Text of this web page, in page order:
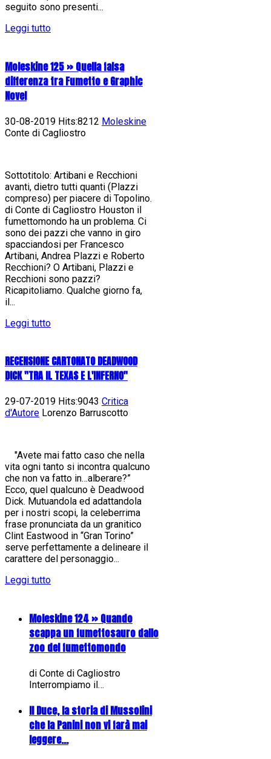
seguito sono presenti...
Leggi tutto
Moleskine 125 » Quella falsa
differenza tra Fumetto e Graphic
Novel
30-08-2019 Hits:8212 Moleskine
Conte di Cagliostro
Sottotitolo: Artibani e Recchioni
avanti, dietro tutti quanti (Plazzi
compreso) per piacere di Topolino.
di Conte di Cagliostro Houston il
fumettomondo ha un problema. Ci
sono dei pazzi che vanno in giro
spacciandosi per Francesco
Artibani, Andrea Plazzi e Roberto
Recchioni? O Artibani, Plazzi e
Recchioni sono pazzi?
Ricapitoliamo. Qualche giorno fa,
il...
Leggi tutto
RECENSIONE CARTONATO DEADWOOD
DICK "TRA IL TEXAS E L'INFERNO"
29-07-2019 Hits:9043 Critica
d'Autore Lorenzo Barruscotto
"Avete mai fatto caso che nella
vita ogni tanto si incontra qualcuno
che non va fatto in…alberare?”
Ecco, quel qualcuno è Deadwood
Dick. Mutuandola ed adattandola
per i nostri scopi, la celeberrima
frase pronunciata da un granitico
Clint Eastwood in “Gran Torino”
serve perfettamente a delineare il
carattere del personaggio...
Leggi tutto
Moleskine 124 » Quando
scappa un fumettosauro dallo
zoo del fumettomondo
di Conte di Cagliostro
Interrompiamo il…
Il Duce, la storia di Mussolini
che la Panini non vi farà mai
leggere...